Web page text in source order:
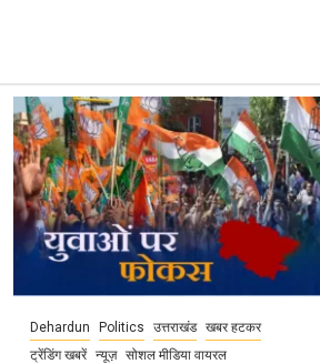
Dehardun Politics उत्तराखंड खबर हटकर
ट्रेंडिंग खबरें न्यूज़ सोशल मीडिया वायरल